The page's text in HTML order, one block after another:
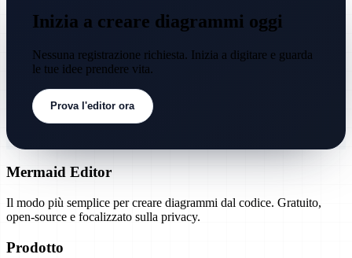
Inizia a creare diagrammi oggi
Nessuna registrazione richiesta. Inizia a digitare e guarda
le tue idee prendere vita.
Prova l'editor ora
Mermaid Editor
Il modo più semplice per creare diagrammi dal codice. Gratuito,
open-source e focalizzato sulla privacy.
Prodotto